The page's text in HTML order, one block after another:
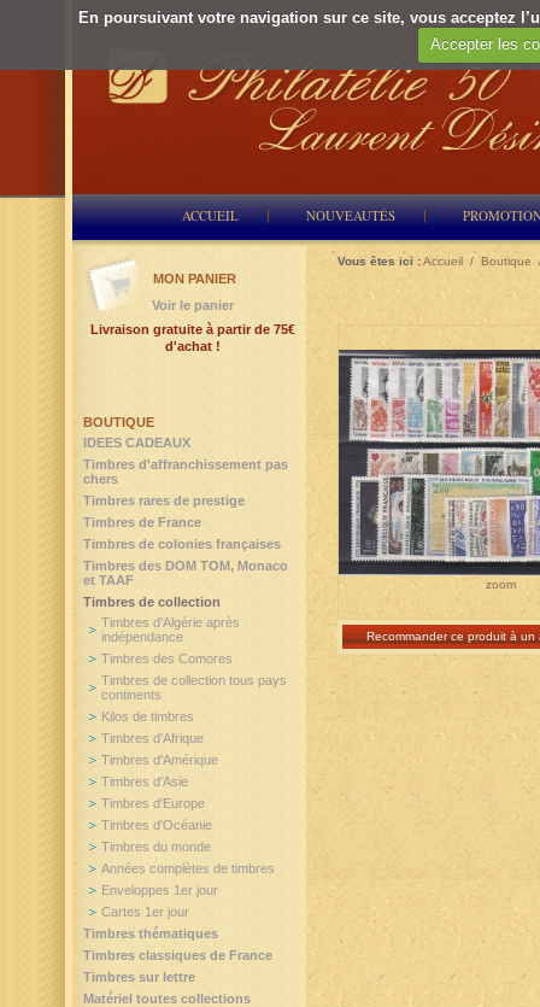
En poursuivant votre navigation sur ce site, vous acceptez
Accepter les
ACCUEIL NOUVEAUTÉS
Vous êtes ici :Accueil / Boutique
zoom
Recommander ce produit à un
BOUTIQUE
IDEES CADEAUX
Timbres d'affranchissement pas
chers
Timbres rares de prestige
Timbres de France
Timbres de colonies françaises
Timbres des DOM TOM, Monaco
et TAAF
Timbres de collection
Timbres d'Algérie après
indépendance
Timbres des Comores
Timbres de collection tous pays
continents
Kilos de timbres
Timbres d'Afrique
Timbres d'Amérique
Timbres d'Asie
Timbres d'Europe
Timbres d'Océanie
Timbres du monde
Années complètes de timbres
Enveloppes 1er jour
Cartes 1er jour
Timbres thématiques
Timbres classiques de France
Timbres sur lettre
Matériel toutes collections
MON PANIER
Voir le panier
Livraison gratuite à partir de 75€
d'achat !